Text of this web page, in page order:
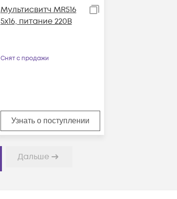
Мультисвитч MR516
5x16, питание 220В
Снят с продажи
Узнать о поступлении
Дальше